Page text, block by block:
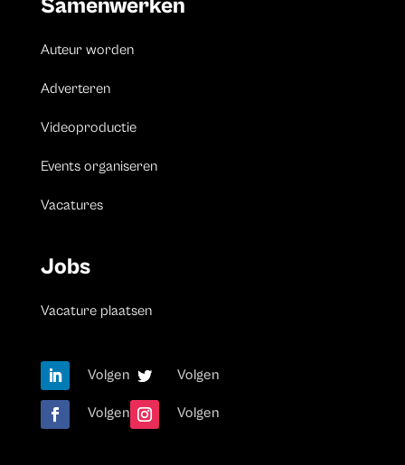
Samenwerken
Auteur worden
Adverteren
Videoproductie
Events organiseren
Vacatures
Jobs
Vacature plaatsen
Volgen Volgen
Volgen Volgen